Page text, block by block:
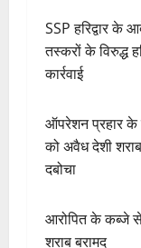
SSP हरिद्वार के
तस्करों के विरुद्ध
कार्रवाई
ऑपरेशन प्रहार के
को अवैध देशी
दबोचा
आरोपित के कब्जे
शराब बरामद